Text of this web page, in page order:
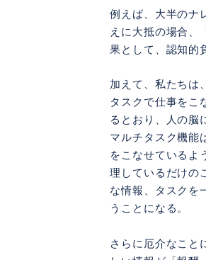
例えば、大半のナ
えに大抵の場合、
果として、認知的
加えて、私たちは
タスクで仕事をこ
るとおり、人の脳
マルチタスク機能
をこなせているよ
理しているだけの
な情報、タスクを
うことになる。
さらに厄介なこと